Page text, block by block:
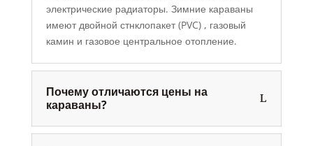
электрические радиаторы. Зимние караваны
имеют двойной стнклопакет (PVC) , газовый
камин и газовое центральное отопление.
Почему отличаются цены на
караваны?